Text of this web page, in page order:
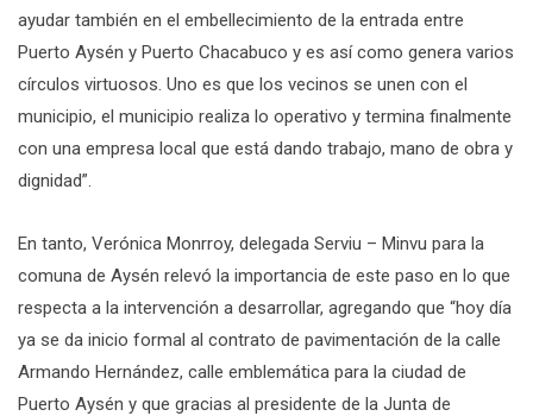
ayudar también en el embellecimiento de la entrada entre
Puerto Aysén y Puerto Chacabuco y es así como genera varios
círculos virtuosos. Uno es que los vecinos se unen con el
municipio, el municipio realiza lo operativo y termina finalmente
con una empresa local que está dando trabajo, mano de obra y
dignidad”.
En tanto, Verónica Monrroy, delegada Serviu – Minvu para la
comuna de Aysén relevó la importancia de este paso en lo que
respecta a la intervención a desarrollar, agregando que “hoy día
ya se da inicio formal al contrato de pavimentación de la calle
Armando Hernández, calle emblemática para la ciudad de
Puerto Aysén y que gracias al presidente de la Junta de